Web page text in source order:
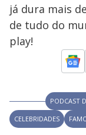
já dura mais
de tudo do
play!
PODCAST
CELEBRIDADES